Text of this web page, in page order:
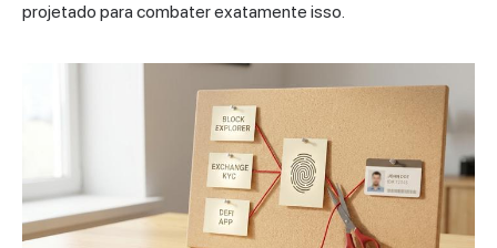
projetado para combater exatamente isso.